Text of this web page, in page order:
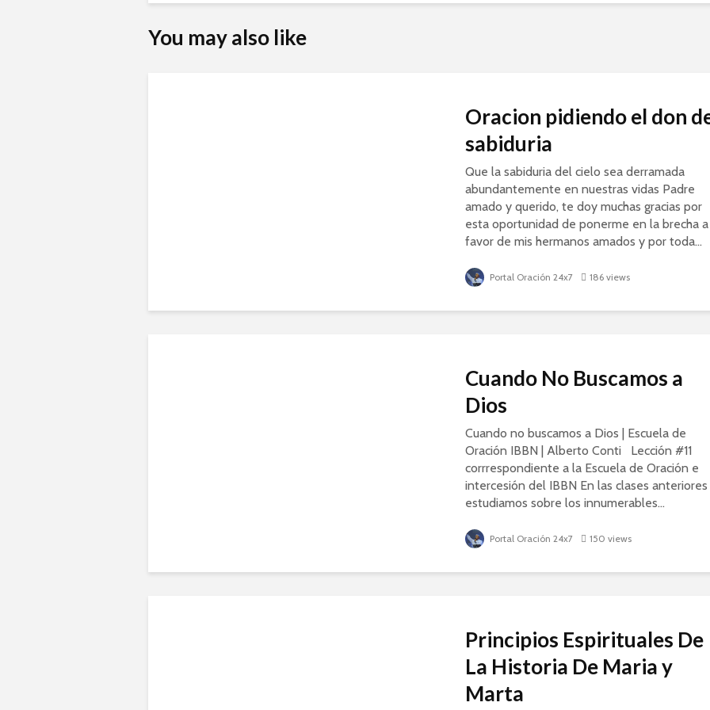
You may also like
Oracion pidiendo el don
sabiduria
Que la sabiduria del cielo sea derramada
abundantemente en nuestras vidas Padre
amado y querido, te doy muchas gracias por
esta oportunidad de ponerme en la brecha a
favor de mis hermanos amados y por toda...
Portal Oración 24x7 186 views
Cuando No Buscamos a
Dios
Cuando no buscamos a Dios | Escuela de
Oración IBBN | Alberto Conti Lección #11
corrrespondiente a la Escuela de Oración e
intercesión del IBBN En las clases anteriores
estudiamos sobre los innumerables...
Portal Oración 24x7 150 views
Principios Espirituales De
La Historia De Maria y
Marta